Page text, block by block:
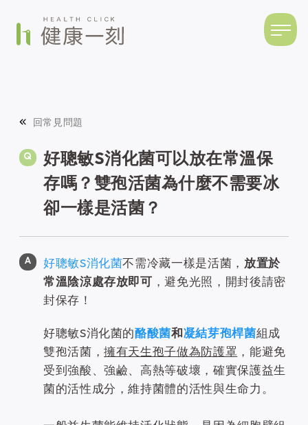
回常見問題
好聰敏S消化菌可以放在常溫保
存嗎？雙孢活菌為什麼不需要冰
卻一樣是活菌？
好聰敏S消化菌不需冷藏一樣是活菌， 放置於
常溫陰涼處存放即可 ，避免光照，開封後請密
封保存！
好聰敏S消化菌的酪酸菌和凝結芽孢桿菌組成
雙孢活菌，擁有天生孢子做為防護罩 ，能避免
受到強酸、強鹼、高熱等破壞，確實保護益生
菌的活性成分，維持菌體的活性與生命力。